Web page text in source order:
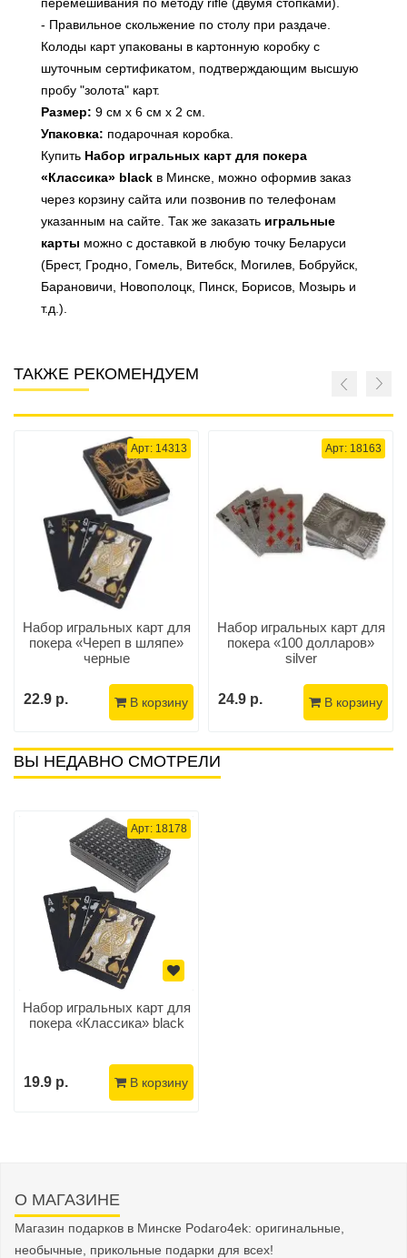
перемешивания по методу rifle (двумя стопками).
- Правильное скольжение по столу при раздаче.
Колоды карт упакованы в картонную коробку с
шуточным сертификатом, подтверждающим высшую
пробу "золота" карт.
Размер: 9 см х 6 см х 2 см.
Упаковка: подарочная коробка.
Купить Набор игральных карт для покера
«Классика» black в Минске, можно оформив заказ
через корзину сайта или позвонив по телефонам
указанным на сайте. Так же заказать игральные
карты можно с доставкой в любую точку Беларуси
(Брест, Гродно, Гомель, Витебск, Могилев, Бобруйск,
Барановичи, Новополоцк, Пинск, Борисов, Мозырь и
т.д.).
ТАКЖЕ РЕКОМЕНДУЕМ
Арт: 14313
Набор игральных карт для
покера «Череп в шляпе»
черные
22.9 р. В корзину
Арт: 18163
Набор игральных карт для
покера «100 долларов»
silver
24.9 р. В корзину
ВЫ НЕДАВНО СМОТРЕЛИ
Арт: 18178
Набор игральных карт для
покера «Классика» black
19.9 р. В корзину
О МАГАЗИНЕ
Магазин подарков в Минске Podaro4ek: оригинальные,
необычные, прикольные подарки для всех!